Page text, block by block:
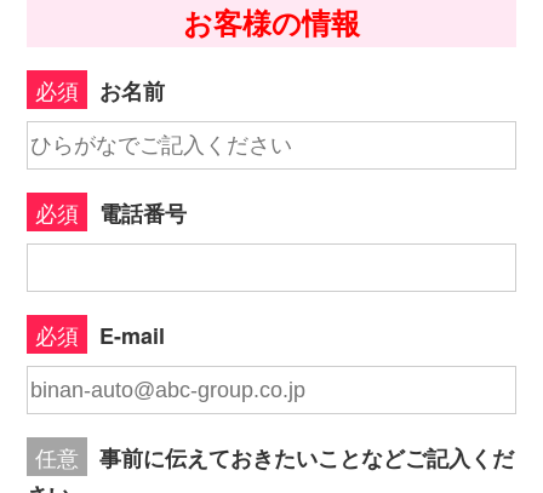
お客様の情報
必須 お名前
必須 電話番号
必須 E-mail
任意
事前に伝えておきたいことなどご記入くだ